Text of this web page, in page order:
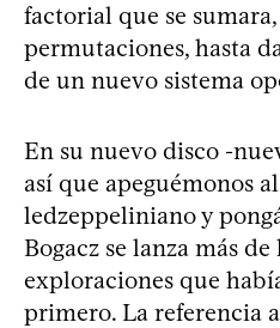
factorial que se
permutaciones, hasta
de un nuevo sistema
En su nuevo disco -
así que apeguémonos
ledzeppeliniano y
Bogacz se lanza más
exploraciones que
primero. La referencia